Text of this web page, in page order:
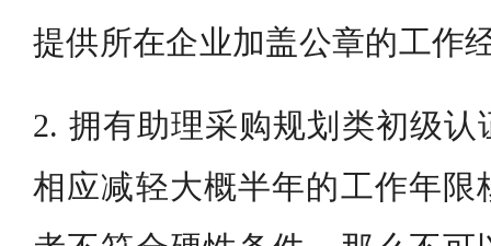
提供所在企业加盖公章的工作
2. 拥有助理采购规划类初级
相应减轻大概半年的工作年限